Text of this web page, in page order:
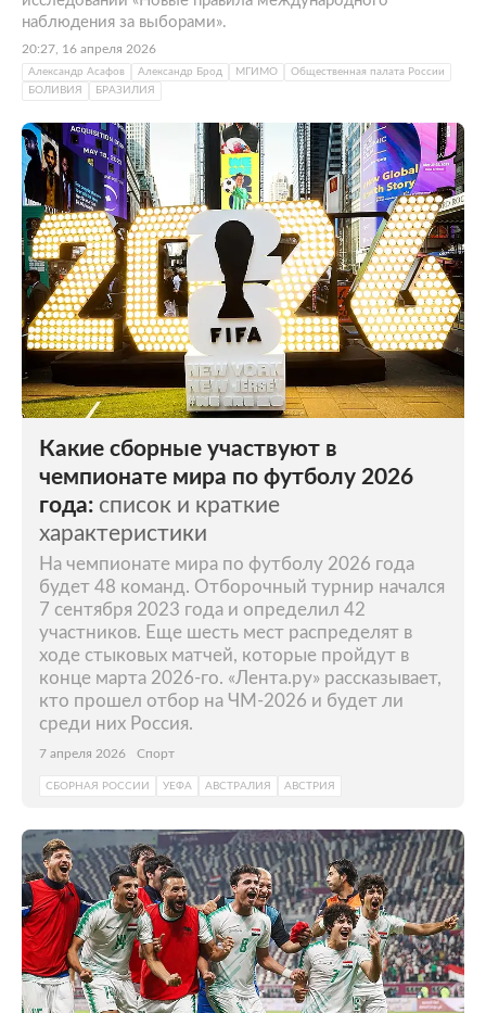
наблюдения за выборами».
20:27, 16 апреля 2026
Александр Асафов Александр Брод МГИМО
Общественная палата России
БОЛИВИЯ
БРАЗИЛИЯ
Какие сборные участвуют в
чемпионате мира по футболу 2026
года: список и краткие
характеристики
На чемпионате мира по футболу 2026 года
будет 48 команд. Отборочный турнир начался
7 сентября 2023 года и определил 42
участников. Еще шесть мест распределят в
ходе стыковых матчей, которые пройдут в
конце марта 2026-го. «Лента.ру» рассказывает,
кто прошел отбор на ЧМ-2026 и будет ли
среди них Россия.
7 апреля 2026 Спорт
СБОРНАЯ РОССИИ УЕФА АВСТРАЛИЯ АВСТРИЯ